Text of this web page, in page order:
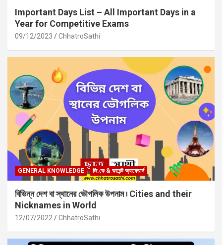
Important Days List – All Important Days in a
Year for Competitive Exams
09/12/2023 ChhatroSathi
GENERAL KNOWLEDGE জি.কে & কারেন্ট অ্যাফেয়ার্স
বিভিন্ন দেশ বা স্থানের ভৌগলিক উপনাম ৷ Cities and their
Nicknames in World
12/07/2022 ChhatroSathi